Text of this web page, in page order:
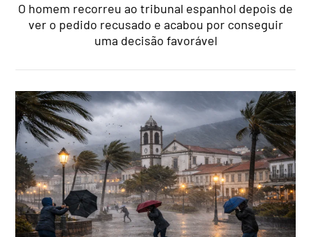
O homem recorreu ao tribunal espanhol depois de
ver o pedido recusado e acabou por conseguir
uma decisão favorável